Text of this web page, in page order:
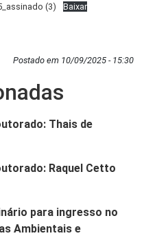
(3) Baixar
Postado em 10/09/2025 - 15:30
Thais de
Raquel Cetto
para ingresso no
Ambientais e